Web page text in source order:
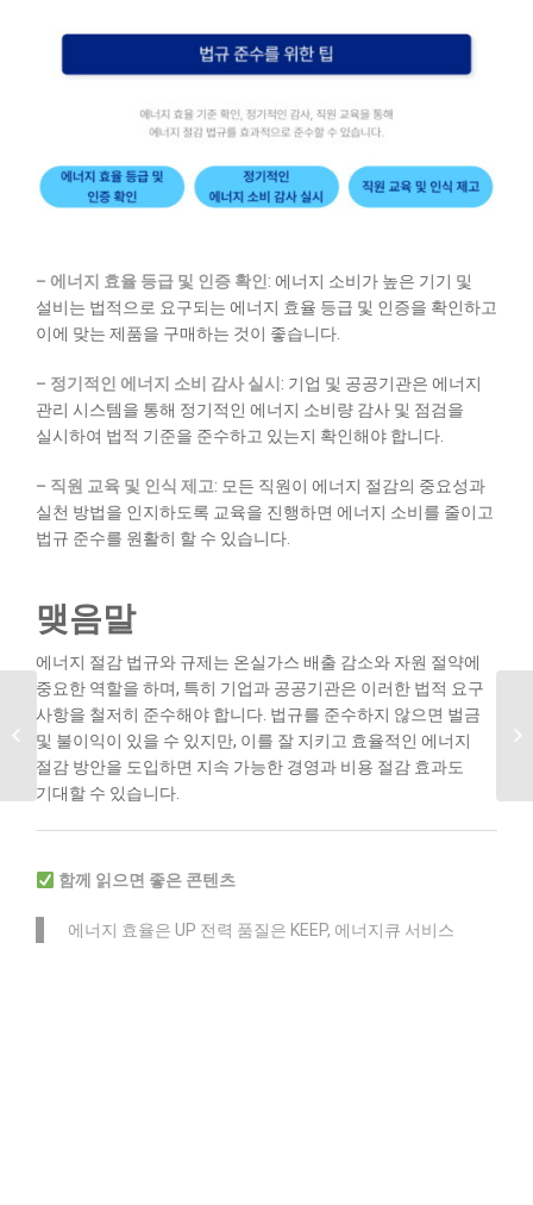
– 에너지 효율 등급 및 인증 확인: 에너지 소비가 높은 기기 및
설비는 법적으로 요구되는 에너지 효율 등급 및 인증을 확인하고
이에 맞는 제품을 구매하는 것이 좋습니다.
– 정기적인 에너지 소비 감사 실시 : 기업 및 공공기관은 에너지
관리 시스템을 통해 정기적인 에너지 소비량 감사 및 점검을
실시하여 법적 기준을 준수하고 있는지 확인해야 합니다.
– 직원 교육 및 인식 제고: 모든 직원이 에너지 절감의 중요성과
실천 방법을 인지하도록 교육을 진행하면 에너지 소비를 줄이고
법규 준수를 원활히 할 수 있습니다.
맺음말
에너지 절감 법규와 규제는 온실가스 배출 감소와 자원 절약에
중요한 역할을 하며, 특히 기업과 공공기관은 이러한 법적 요구
사항을 철저히 준수해야 합니다. 법규를 준수하지 않으면 벌금
및 불이익이 있을 수 있지만, 이를 잘 지키고 효율적인 에너지
절감 방안을 도입하면 지속 가능한 경영과 비용 절감 효과도
기대할 수 있습니다.
함께 읽으면 좋은 콘텐츠
에너지 효율은 UP 전력 품질은 KEEP, 에너지큐 서비스
FEMS 예측분석의
필요성과 장점